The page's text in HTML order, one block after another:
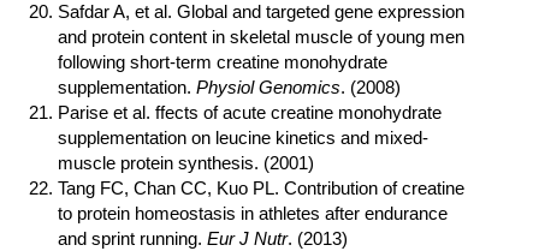
Safdar A, et al. Global and targeted gene expression
and protein content in skeletal muscle of young men
following short-term creatine monohydrate
supplementation. Physiol Genomics. (2008)
Parise et al. ffects of acute creatine monohydrate
supplementation on leucine kinetics and mixed-
muscle protein synthesis. (2001)
Tang FC, Chan CC, Kuo PL. Contribution of creatine
to protein homeostasis in athletes after endurance
and sprint running. Eur J Nutr. (2013)